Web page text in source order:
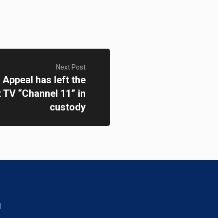
Next Post
has left the
“Channel 11” in
custody